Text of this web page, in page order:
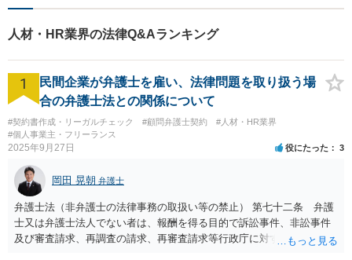
人材・HR業界の法律Q&Aランキング
1
民間企業が弁護士を雇い、法律問題を取り扱う場
合の弁護士法との関係について
#契約書作成・リーガルチェック #顧問弁護士契約
#人材・HR業界
#個人事業主・フリーランス
2025年9月27日 役にたった 3
岡田 晃朝 弁護士
弁護士法（非弁護士の法律事務の取扱い等の禁止） 第七十二条 弁護
士又は弁護士法人でない者は、報酬を得る目的で訴訟事件、非訟事件
及び審査請求、再調査の請求、再審査請求等行政庁に対する不服申立